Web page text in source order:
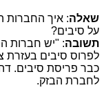
שאלה: איך החברות
על סיבים?
תשובה: "יש חברות
לפרוס סיבים בעזרת
כבר פריסת סיבים.
לחברת הבזק.